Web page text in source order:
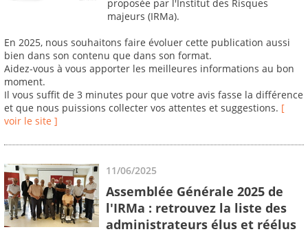
proposée par l'Institut des Risques
majeurs (IRMa).
En 2025, nous souhaitons faire évoluer cette publication aussi
bien dans son contenu que dans son format.
Aidez-vous à vous apporter les meilleures informations au bon
moment.
Il vous suffit de 3 minutes pour que votre avis fasse la différence
et que nous puissions collecter vos attentes et suggestions. [
voir le site ]
11/06/2025
Assemblée Générale 2025 de
l'IRMa : retrouvez la liste des
administrateurs élus et réélus